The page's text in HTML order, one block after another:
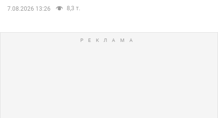
7.08.2026 13:26 8,3 т.